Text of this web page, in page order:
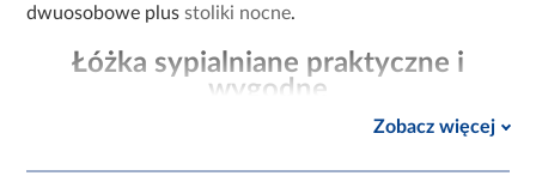
dwuosobowe plusstoliki nocne.
Łóżka sypialniane praktyczne i
wygodne
Dzięki nowoczesnym rozwiązaniom konstrukcyjnym,
funkcjonalnością. Wybierać można spośród modeli o
Zobacz więcej